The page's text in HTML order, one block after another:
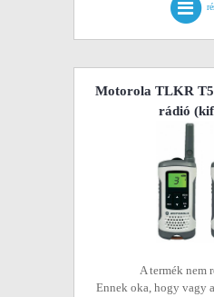
Motorola TLKR
rádió
A termék nem
Ennek oka, hogy vagy